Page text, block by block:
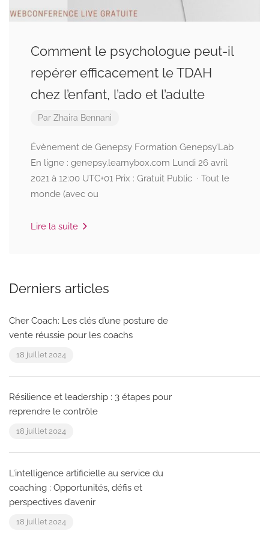
Comment le psychologue peut-il
repérer efficacement le TDAH
chez l’enfant, l’ado et l’adulte
Par Zhaira Bennani
Évènement de Genepsy Formation Genepsy’Lab
En ligne : genepsy.learnybox.com Lundi 26 avril
2021 à 12:00 UTC+01 Prix : Gratuit Public · Tout le
monde (avec ou
Lire la suite
Derniers articles
Cher Coach: Les clés d’une posture de
vente réussie pour les coachs
18 juillet 2024
Résilience et leadership : 3 étapes pour
reprendre le contrôle
18 juillet 2024
L’intelligence artificielle au service du
coaching : Opportunités, défis et
perspectives d’avenir
18 juillet 2024